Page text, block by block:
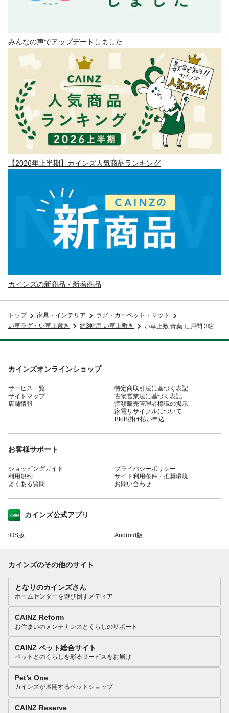
みんなの声でアップデートしました
【2026年上半期】カインズ人気商品ランキング
カインズの新商品・新着商品
トップ 家具・インテリア
ラグ・カーペット・マット
い草ラグ・い草上敷き
約3帖用 い草上敷き い草上敷 青葉 江戸間 3帖
カインズオンラインショップ
サービス一覧
サイトマップ
店舗情報
特定商取引法に基づく表記
古物営業法に基づく表記
酒類販売管理者標識の掲示
家電リサイクルについて
BtoB掛け払い申込
お客様サポート
ショッピングガイド
利用規約
よくある質問
プライバシーポリシー
サイト利用条件・推奨環境
お問い合わせ
カインズ公式アプリ
iOS版 Android版
カインズのその他のサイト
となりのカインズさん
ホームセンターを遊び倒すメディア
CAINZ Reform
お住まいのメンテナンスとくらしのサポート
CAINZ ペット総合サイト
ペットとのくらしを彩るサービスをお届け
Pet’s One
カインズが展開するペットショップ
CAINZ Reserve